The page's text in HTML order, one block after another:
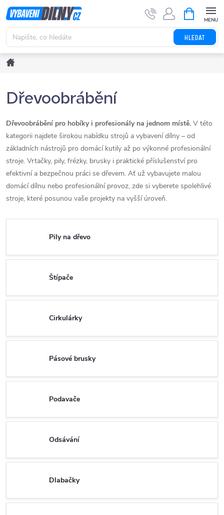
Přejít
na
obsah
HLEDAT
NÁKUPNÍ
KOŠÍK
Dřevoobrábění
Dřevoobrábění pro hobíky i profesionály na jednom místě. V této
kategorii najdete širokou nabídku strojů a vybavení dílny – od
základních nástrojů pro domácí kutily až po výkonné profesionální
stroje. Vrtačky, pily, frézky, brusky i praktické příslušenství pro
efektivní a bezpečnou práci se dřevem. Ať už vybavujete malou
domácí dílnu nebo profesionální provoz, zde si vyberete spolehlivé
stroje, které posunou vaše projekty na vyšší úroveň.
Pily na dřevo
Štípače
Cirkulárky
Pásové brusky
Podavače
Odsávání
Dlabačky